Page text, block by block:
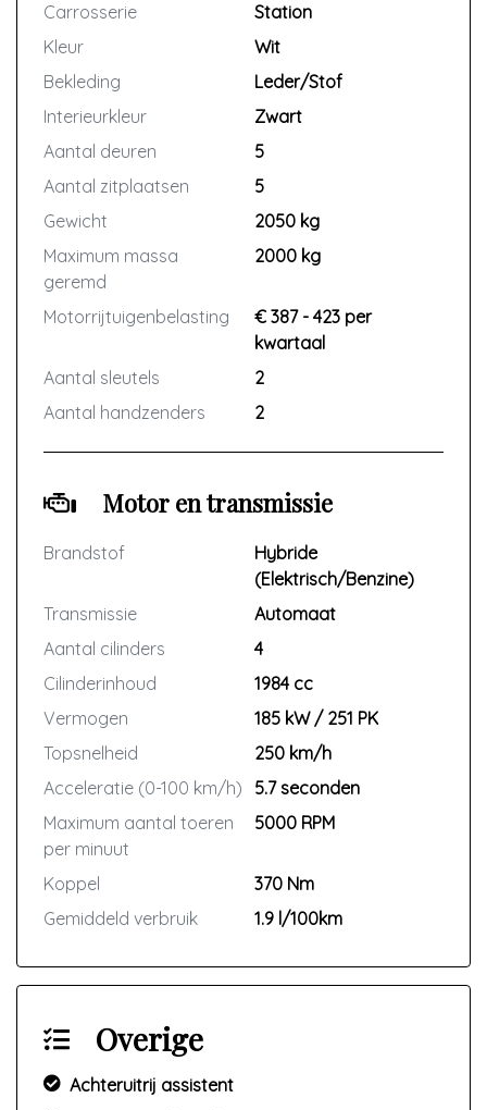
u overgaat tot reparatie.
Vraag vrijblijvend voor de kosten van
de bovengenoemde garantie.
Eenvoudig uw claim melden via het
Autotrust Claimportal
Is er iets mis met uw auto? Dan kunt u
dit eenvoudig melden via het
claimportal van Autotrust. Kies
de buurt voor reparatie. Zo heeft u
altijd garantie dichtbij huis én in
gemeld wordt zodra u een
(beginnend) defect opmerkt, voordat
u overgaat tot reparatie.
de bovengenoemde garantie.
Carrosserie
Station
Kleur
Wit
Bekleding
Leder/Stof
Interieurkleur
Zwart
Aantal deuren
5
Aantal zitplaatsen
5
Gewicht
2050 kg
Maximum massa
geremd
2000 kg
Motorrijtuigenbelasting
€ 387 - 423 per
kwartaal
Aantal sleutels
2
Aantal handzenders
2
Motor en transmissie
Brandstof
Hybride
(Elektrisch/Benzine)
Transmissie
Automaat
Aantal cilinders
4
Cilinderinhoud
1984 cc
Vermogen
185 kW / 251 PK
Topsnelheid
250 km/h
Acceleratie (0-100 km/h)
5.7 seconden
Maximum aantal toeren
per minuut
5000 RPM
Koppel
370 Nm
Gemiddeld verbruik
1.9 l/100km
Overige
Achteruitrij assistent